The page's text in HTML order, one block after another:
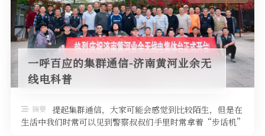
一呼百应的集群通信-济南黄河业余无
线电科普
摘要
提起集群通信，大家可能会感觉到比较陌生，但是在
生活中我们时常可以见到警察叔叔们手里时常拿着“步话机”